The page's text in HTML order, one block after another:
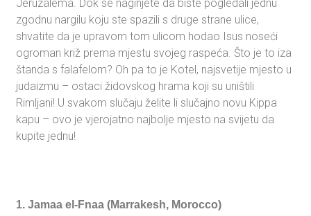
Jeruzalema. Dok se naginjete da biste pogledali jednu
zgodnu nargilu koju ste spazili s druge strane ulice,
shvatite da je upravom tom ulicom hodao Isus noseći
ogroman križ prema mjestu svojeg raspeća. Što je to iza
štanda s falafelom? Oh pa to je Kotel, najsvetije mjesto u
judaizmu – ostaci židovskog hrama koji su uništili
Rimljani! U svakom slučaju želite li slučajno novu Kippa
kapu – ovo je vjerojatno najbolje mjesto na svijetu da
kupite jednu!
1. Jamaa el-Fnaa (Marrakesh, Morocco)